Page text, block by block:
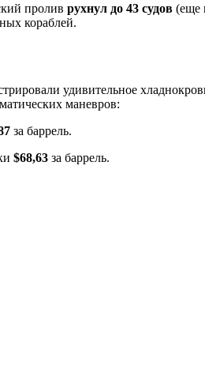
пролив рухнул до 43 судов (еще
кораблей.
удивительное
маневров:
за баррель.
$68,63 за баррель.